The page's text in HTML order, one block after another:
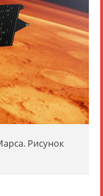
Рисунок